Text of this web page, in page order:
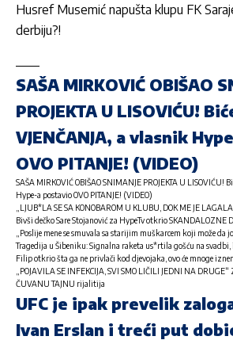
Husref Musemić napušta klupu FK
derbiju?!
SAŠA MIRKOVIĆ OBIŠAO
PROJEKTA U LISOVIĆU!
VJENČANJA, a vlasnik
OVO PITANJE! (VIDEO)
SAŠA MIRKOVIĆ OBIŠAO SNIMANJE PROJEKTA U LISOVIĆU!
Hype-a postavio OVO PITANJE! (VIDEO)
„LJUB*LA SE SA KONOBAROM U KLUBU, DOK ME JE
Bivši dečko Sare Stojanović za HypeTv otkrio SKANDALOZNE
„Poslije mene se smuvala sa starijim muškarcem koji može da
Tragedija u Šibeniku: Signalna raketa us*rtila gošću na
Filip otkrio šta ga ne privlači kod djevojaka, ovo će mnoge
„POJAVILA SE INFEKCIJA, SVI SMO LIČILI JEDNI NA
ČUVANU TAJNU rijalitija
UFC je ipak prevelik
Ivan Erslan i treći put